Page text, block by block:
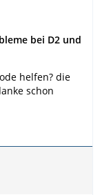
bei D2 und
helfen? die
schon